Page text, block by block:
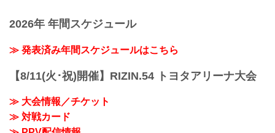
Ayaka Hamasaki vs. Kanna Asakura 2 -
youtu.be
3R（49.0kg）
※肘あり
2026年 年間スケジュール
≫ 発表済み年間スケジュールはこちら
【8/11(火･祝)開催】RIZIN.54 トヨタアリーナ大会
≫ 大会情報／チケット
≫ 対戦カード